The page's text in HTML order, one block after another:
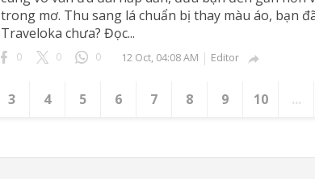
trong mơ. Thu sang lá chuẩn bị thay màu áo, bạn
Traveloka chưa? Đọc...
0 0 0 12 Oct, 04:08 AM Editor 
3 4 5 6 7 8 9 10 ...